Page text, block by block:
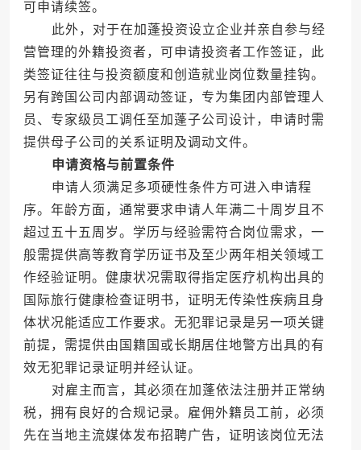
可申请续签。
此外，对于在加蓬投资设立企业并亲自参与经
营管理的外籍投资者，可申请投资者工作签证，此
类签证往往与投资额度和创造就业岗位数量挂钩。
另有跨国公司内部调动签证，专为集团内部管理人
员、专家级员工调任至加蓬子公司设计，申请时需
提供母子公司的关系证明及调动文件。
申请资格与前置条件
申请人须满足多项硬性条件方可进入申请程
序。年龄方面，通常要求申请人年满二十周岁且不
超过五十五周岁。学历与经验需符合岗位需求，一
般需提供高等教育学历证书及至少两年相关领域工
作经验证明。健康状况需取得指定医疗机构出具的
国际旅行健康检查证明书，证明无传染性疾病且身
体状况能适应工作要求。无犯罪记录是另一项关键
前提，需提供由国籍国或长期居住地警方出具的有
效无犯罪记录证明并经认证。
对雇主而言，其必须在加蓬依法注册并正常纳
税，拥有良好的合规记录。雇佣外籍员工前，必须
先在当地主流媒体发布招聘广告，证明该岗位无法